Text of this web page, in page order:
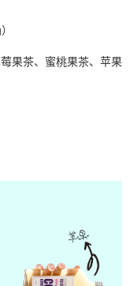
果茶、蜜桃果茶、苹果